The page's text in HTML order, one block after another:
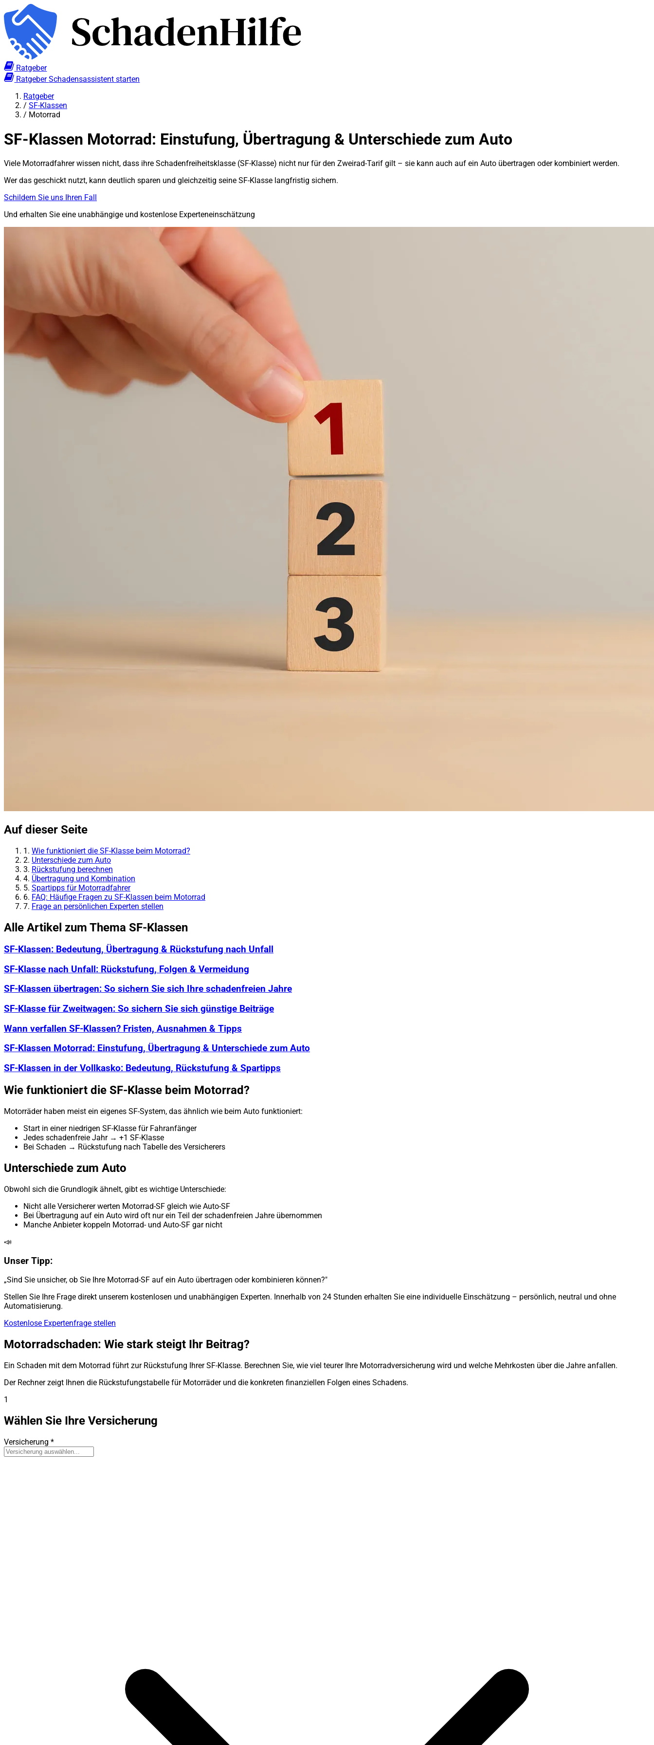
Ratgeber
RatgeberSchadensassistent starten
Ratgeber
/ SF-Klassen
/ Motorrad
SF-Klassen Motorrad: Einstufung, Übertragung & Unterschiede zum Auto
Viele Motorradfahrer wissen nicht, dass ihre Schadenfreiheitsklasse (SF-Klasse) nicht nur für den Zweirad-Tarif gilt – sie kann auch auf ein Auto übertragen oder kombiniert werden.
Wer das geschickt nutzt, kann deutlich sparen und gleichzeitig seine SF-Klasse langfristig sichern.
Schildern Sie uns Ihren Fall
Und erhalten Sie eine unabhängige und kostenlose Experteneinschätzung
Auf dieser Seite
1. Wie funktioniert die SF-Klasse beim Motorrad?
2. Unterschiede zum Auto
3. Rückstufung berechnen
4. Übertragung und Kombination
5. Spartipps für Motorradfahrer
6. FAQ: Häufige Fragen zu SF-Klassen beim Motorrad
7. Frage an persönlichen Experten stellen
Alle Artikel zum Thema SF-Klassen
SF-Klassen: Bedeutung, Übertragung & Rückstufung nach Unfall
SF-Klasse nach Unfall: Rückstufung, Folgen & Vermeidung
SF-Klassen übertragen: So sichern Sie sich Ihre schadenfreien Jahre
SF-Klasse für Zweitwagen: So sichern Sie sich günstige Beiträge
Wann verfallen SF-Klassen? Fristen, Ausnahmen & Tipps
SF-Klassen Motorrad: Einstufung, Übertragung & Unterschiede zum Auto
SF-Klassen in der Vollkasko: Bedeutung, Rückstufung & Spartipps
Wie funktioniert die SF-Klasse beim Motorrad?
Motorräder haben meist ein eigenes SF-System, das ähnlich wie beim Auto funktioniert:
Start in einer niedrigen SF-Klasse für Fahranfänger
Jedes schadenfreie Jahr → +1 SF-Klasse
Bei Schaden → Rückstufung nach Tabelle des Versicherers
Unterschiede zum Auto
Obwohl sich die Grundlogik ähnelt, gibt es wichtige Unterschiede:
Nicht alle Versicherer werten Motorrad-SF gleich wie Auto-SF
Bei Übertragung auf ein Auto wird oft nur ein Teil der schadenfreien Jahre übernommen
Manche Anbieter koppeln Motorrad- und Auto-SF gar nicht
📣
Unser Tipp:
„Sind Sie unsicher, ob Sie Ihre Motorrad-SF auf ein Auto übertragen oder kombinieren können?"
Stellen Sie Ihre Frage direkt unserem kostenlosen und unabhängigen Experten. Innerhalb von 24 Stunden erhalten Sie eine individuelle Einschätzung – persönlich, neutral und ohne
Automatisierung.
Kostenlose Expertenfrage stellen
Motorradschaden: Wie stark steigt Ihr Beitrag?
Ein Schaden mit dem Motorrad führt zur Rückstufung Ihrer SF-Klasse. Berechnen Sie, wie viel teurer Ihre Motorradversicherung wird und welche Mehrkosten über die Jahre anfallen.
Der Rechner zeigt Ihnen die Rückstufungstabelle für Motorräder und die konkreten finanziellen Folgen eines Schadens.
1
Wählen Sie Ihre Versicherung
Versicherung *